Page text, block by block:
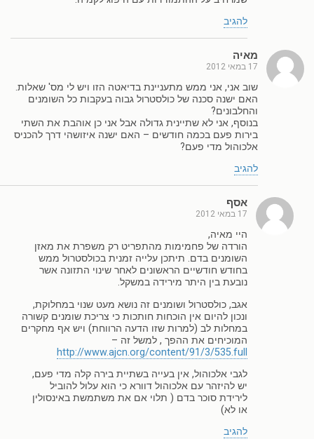
להגיב
מאיה
17 במאי 2012
שוב אני, אני ממש מתעניינת בדיאטה הזו ויש לי מס' שאלות.
האם ישנה סכנה של כולסטרול גבוה בעקבות כל השומנים
והחלבונים?
בנוסף, אני לא שתיינית גדולה אבל אני כן אוהבת את השתי
בירות פעם בכמה חודשים – האם ישנה איזושהי דרך להכניס
אלכוהול מדי פעם?
להגיב
אסף
17 במאי 2012
היי מאיה,
הורדה של פחמימות מהתפריט רק משפרת את מאזן
השומנים בדם. תיתכן עלייה זמנית בכולסטרול ממש
בחודש חודשיים הראשונים לאחר שינוי התזונה אשר
נובעת בין היתר מירידה במשקל.
אגב, כולסטרול ושומנים זה נושא מעט שנוי במחלוקת,
ונכון להיום אין הוכחות חותכות כי צריכת שומנים קשורה
במחלות לב (למרות שזו הדעה הרווחת) ויש אף מחקרים
המוכיחים את ההפך , למשל זה –
http://www.ajcn.org/content/91/3/535.full
לגבי אלכוהול, אין בעייה בשתיית בירה קלה מדי פעם,
יש להיזהר עם אלכוהול דוורא כי הוא עלול להוביל
לירידת סוכר בדם ( תלוי אם את משתמשת באינסולין
או לא)
להגיב